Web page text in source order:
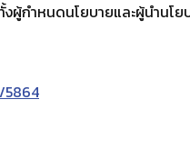
ำหนดนโยบายและผู้นำนโ
5864